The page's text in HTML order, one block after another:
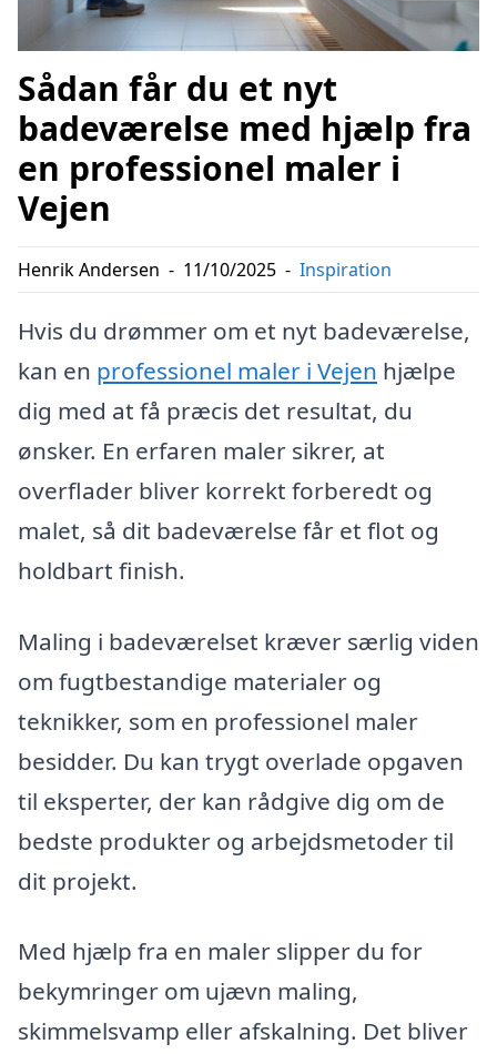
Sådan får du et nyt
badeværelse med hjælp fra
en professionel maler i
Vejen
Henrik Andersen - 11/10/2025 - Inspiration
Hvis du drømmer om et nyt badeværelse,
kan en professionel maler i Vejen hjælpe
dig med at få præcis det resultat, du
ønsker. En erfaren maler sikrer, at
overflader bliver korrekt forberedt og
malet, så dit badeværelse får et flot og
holdbart finish.
Maling i badeværelset kræver særlig viden
om fugtbestandige materialer og
teknikker, som en professionel maler
besidder. Du kan trygt overlade opgaven
til eksperter, der kan rådgive dig om de
bedste produkter og arbejdsmetoder til
dit projekt.
Med hjælp fra en maler slipper du for
bekymringer om ujævn maling,
skimmelsvamp eller afskalning. Det bliver